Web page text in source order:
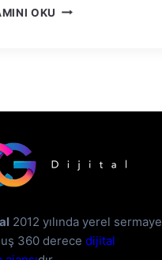
OKU INSTAGRAM’DA
2012 yılında yerel sermaye
360 derece dijital